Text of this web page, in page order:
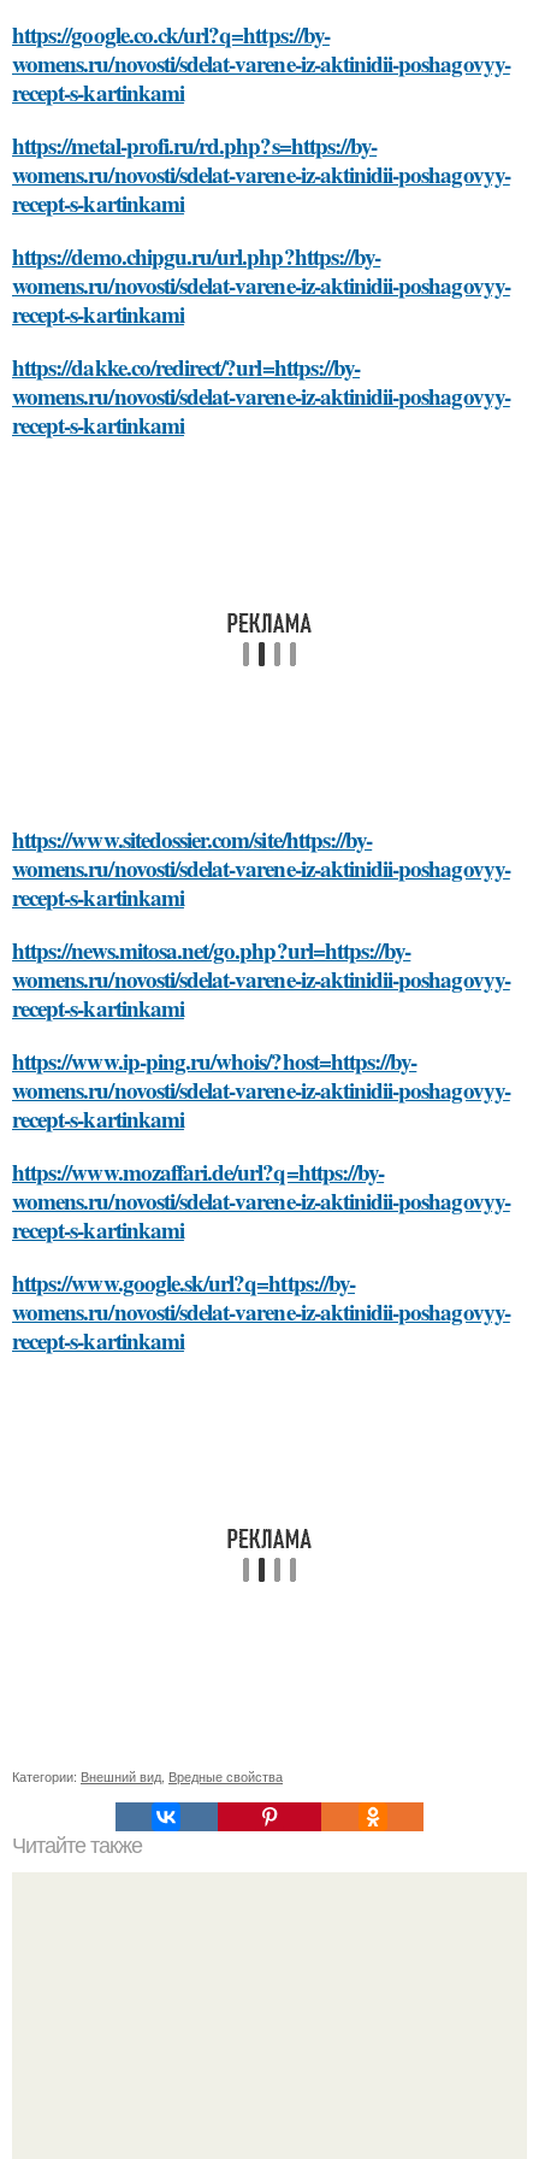
https://google.co.ck/url?q=https://by-
womens.ru/novosti/sdelat-varene-iz-aktinidii-poshagovyy-
recept-s-kartinkami
https://metal-profi.ru/rd.php?s=https://by-
womens.ru/novosti/sdelat-varene-iz-aktinidii-poshagovyy-
recept-s-kartinkami
https://demo.chipgu.ru/url.php?https://by-
womens.ru/novosti/sdelat-varene-iz-aktinidii-poshagovyy-
recept-s-kartinkami
https://dakke.co/redirect/?url=https://by-
womens.ru/novosti/sdelat-varene-iz-aktinidii-poshagovyy-
recept-s-kartinkami
https://www.sitedossier.com/site/https://by-
womens.ru/novosti/sdelat-varene-iz-aktinidii-poshagovyy-
recept-s-kartinkami
https://news.mitosa.net/go.php?url=https://by-
womens.ru/novosti/sdelat-varene-iz-aktinidii-poshagovyy-
recept-s-kartinkami
https://www.ip-ping.ru/whois/?host=https://by-
womens.ru/novosti/sdelat-varene-iz-aktinidii-poshagovyy-
recept-s-kartinkami
https://www.mozaffari.de/url?q=https://by-
womens.ru/novosti/sdelat-varene-iz-aktinidii-poshagovyy-
recept-s-kartinkami
https://www.google.sk/url?q=https://by-
womens.ru/novosti/sdelat-varene-iz-aktinidii-poshagovyy-
recept-s-kartinkami
Категории: Внешний вид Вредные свойства
Читайте также